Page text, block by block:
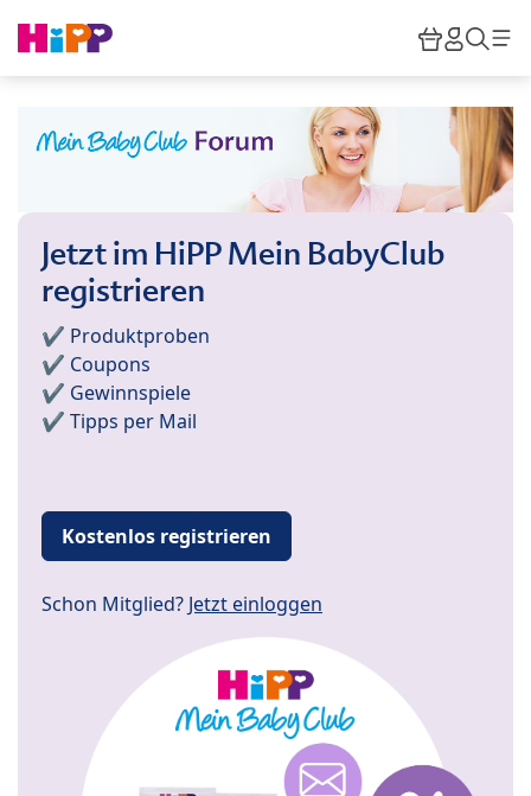
HiPP
Jetzt im HiPP Mein BabyClub
registrieren
✔️ Produktproben
✔️ Coupons
✔️ Gewinnspiele
✔️ Tipps per Mail
Kostenlos registrieren
Schon Mitglied? Jetzt einloggen